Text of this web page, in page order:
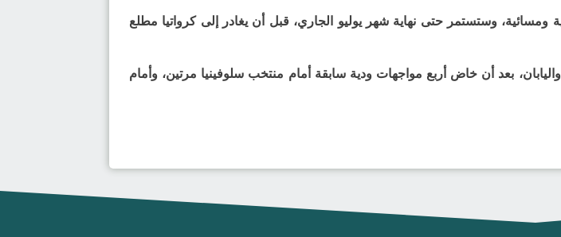
وستستمر حتى نهاية شهر يوليو الجاري، قبل أن يغادر إلى كرواتيا مطلع
بعد أن خاض أربع مواجهات ودية سابقة أمام منتخب سلوفينيا مرتين، وأمام